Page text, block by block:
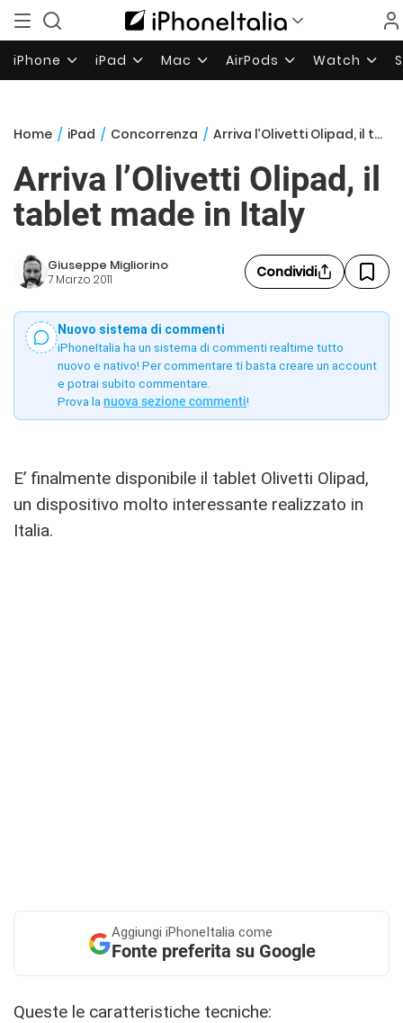
iPhone iPad Mac AirPods Watch
Home / iPad / Concorrenza / Arriva l’Olivetti Olipad, il tablet made in Italy
Arriva l’Olivetti Olipad, il
tablet made in Italy
Giuseppe Migliorino
7 Marzo 2011 Condividi
Nuovo sistema di commenti
iPhoneItalia ha un sistema di commenti realtime tutto
nuovo e nativo! Per commentare ti basta creare un account
e potrai subito commentare.
Prova la nuova sezione commenti!
E’ finalmente disponibile il tablet Olivetti Olipad,
un dispositivo molto interessante realizzato in
Italia.
Aggiungi iPhoneItalia come
Fonte preferita su Google
Queste le caratteristiche tecniche: